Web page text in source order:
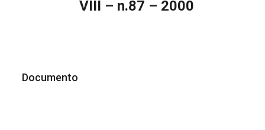
VIII – n.87 – 2000
Documento